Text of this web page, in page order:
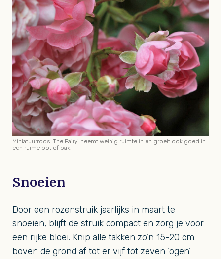
Snoeien
Door een rozenstruik jaarlijks in maart te
snoeien, blijft de struik compact en zorg je voor
een rijke bloei. Knip alle takken zo’n 15-20 cm
boven de grond af tot er vijf tot zeven ‘ogen’
Miniatuurroos ‘The Fairy’ neemt weinig ruimte in en groeit ook goed in
een ruime pot of bak.